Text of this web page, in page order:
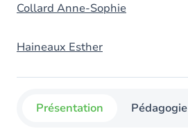
Collard Anne-Sophie
Haineaux Esther
Présentation Pédagogie